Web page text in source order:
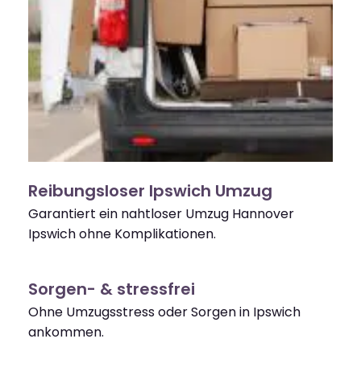
Reibungsloser Ipswich Umzug
Garantiert ein nahtloser Umzug Hannover
Ipswich ohne Komplikationen.
Sorgen- & stressfrei
Ohne Umzugsstress oder Sorgen in Ipswich
ankommen.